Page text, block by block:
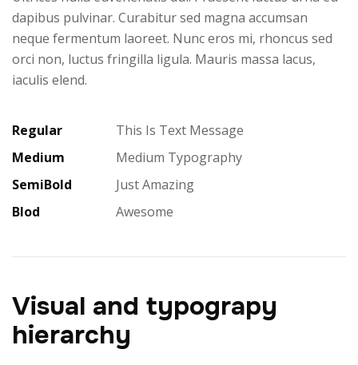
dapibus pulvinar. Curabitur sed magna accumsan
neque fermentum laoreet. Nunc eros mi, rhoncus sed
orci non, luctus fringilla ligula. Mauris massa lacus,
iaculis elend.
Regular
Medium
SemiBold
Blod
This Is Text Message
Medium Typography
Just Amazing
Awesome
Visual and typograpy
hierarchy